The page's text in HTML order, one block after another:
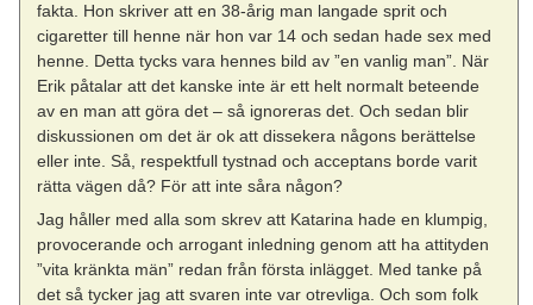
fakta. Hon skriver att en 38-årig man langade sprit och
cigaretter till henne när hon var 14 och sedan hade sex med
henne. Detta tycks vara hennes bild av ”en vanlig man”. När
Erik påtalar att det kanske inte är ett helt normalt beteende
av en man att göra det – så ignoreras det. Och sedan blir
diskussionen om det är ok att dissekera någons berättelse
eller inte. Så, respektfull tystnad och acceptans borde varit
rätta vägen då? För att inte såra någon?
Jag håller med alla som skrev att Katarina hade en klumpig,
provocerande och arrogant inledning genom att ha attityden
”vita kränkta män” redan från första inlägget. Med tanke på
det så tycker jag att svaren inte var otrevliga. Och som folk